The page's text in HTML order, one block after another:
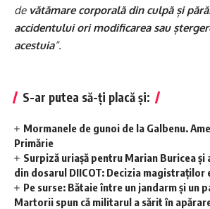
de vătămare corporală din culpă și
accidentului ori modificarea sau
acestuia”.
S-ar putea să-ți placă și:
Mormanele de gunoi de la Galbenu.
Primărie
Surpiză uriașă pentru Marian Buricea
din dosarul DIICOT: Decizia
Pe surse: Bătaie între un jandarm și un
Martorii spun că militarul a sărit în